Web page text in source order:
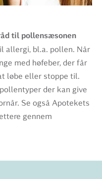
til pollensæsonen
allergi, bl.a. pollen. Når
med høfeber, der får
løbe eller stoppe til.
der kan give
Se også Apotekets
gennem